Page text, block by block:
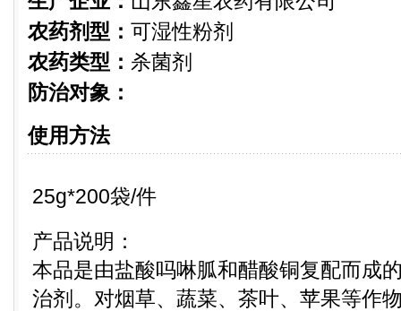
农药剂型： 可湿性粉剂
农药类型： 杀菌剂
防治对象：
使用方法
25g*200袋/件
产品说明：
本品是由盐酸吗啉胍和醋酸铜复配而成
治剂。对烟草、蔬菜、茶叶、苹果等作